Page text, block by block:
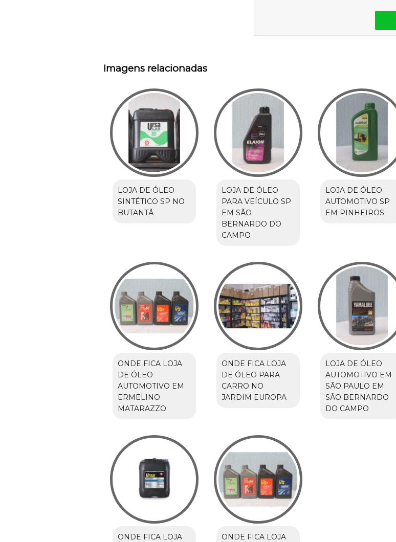
Imagens relacionadas
LOJA DE ÓLEO
SINTÉTICO SP NO
BUTANTÃ
LOJA DE ÓLEO
PARA VEÍCULO SP
EM SÃO
BERNARDO DO
CAMPO
LOJA DE ÓLEO
AUTOMOTIVO SP
EM PINHEIROS
ONDE FICA LOJA
DE ÓLEO
AUTOMOTIVO EM
ERMELINO
MATARAZZO
ONDE FICA LOJA
DE ÓLEO PARA
CARRO NO
JARDIM EUROPA
LOJA DE ÓLEO
AUTOMOTIVO EM
SÃO PAULO EM
SÃO BERNARDO
DO CAMPO
ONDE FICA LOJA ONDE FICA LOJA